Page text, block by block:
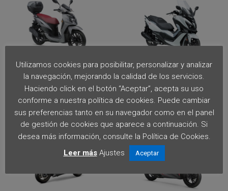
SYMPHONY SR 125
2.299,00€
CRUISYM ALPHA 125
4.499,00 €
Utilizamos cookies para posibilitar, personalizar y analizar
la navegación, mejorando la calidad de los servicios.
Haciendo click en el botón “Aceptar”, acepta su uso
conforme a nuestra política de cookies. Puede cambiar
sus preferencias tanto en su navegador como en el panel
de gestión de cookies que aparece a continuación. Si
desea más información, consulte la Política de Cookies.
Leer más Ajustes Aceptar